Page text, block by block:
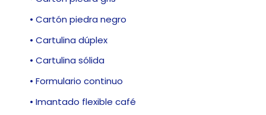
• Cartón piedra negro
• Cartulina dúplex
• Cartulina sólida
• Formulario continuo
• Imantado flexible café